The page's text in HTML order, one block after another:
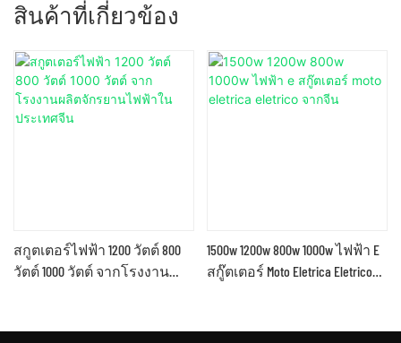
สินค้าที่เกี่ยวข้อง
สกูตเตอร์ไฟฟ้า 1200 วัตต์ 800
วัตต์ 1000 วัตต์ จากโรงงาน
1500w 1200w 800w 1000w ไฟฟ้า E
สกู๊ตเตอร์ Moto Eletrica Eletrico